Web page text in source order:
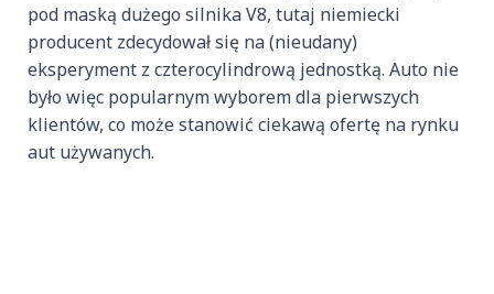
pod maską dużego silnika V8, tutaj niemiecki
producent zdecydował się na (nieudany)
eksperyment z czterocylindrową jednostką. Auto nie
było więc popularnym wyborem dla pierwszych
klientów, co może stanowić ciekawą ofertę na rynku
aut używanych.